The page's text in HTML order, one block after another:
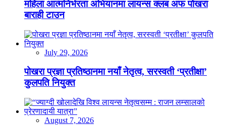
महिला आत्मनिर्भरता अभियानमा लायन्स क्लब अफ पोखरा
बाराही टाउन
July 29, 2026
पोखरा प्रज्ञा प्रतिष्ठानमा नयाँ नेतृत्व, सरस्वती ‘प्रतीक्षा’
कुलपति नियुक्त
August 7, 2026